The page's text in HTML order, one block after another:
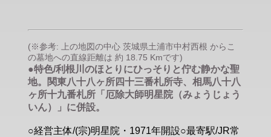
(※参考: 上の地図の中心 茨城県土浦市中村西根 からこ
の墓地への直線距離は 約 18.75 Kmです)
●特色/利根川のほとりにひっそりと佇む静かな聖
地。関東八十八ヶ所四十三番札所寺、相馬八十八
ヶ所十九番札所「厄除大師明星院（みょうじょう
いん）」に併設。
○経営主体/(宗)明星院・1971年開設○最寄駅/JR常